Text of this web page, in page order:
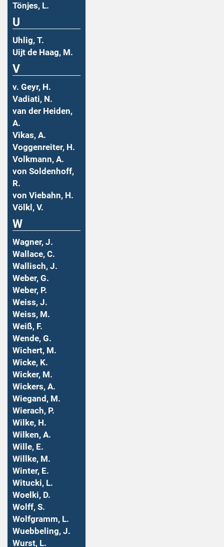
Tönjes, L.
U
Uhlig, T.
Uijt de Haag, M.
V
v. Geyr, H.
Vadiati, N.
van der Heiden,
A.
Vikas, A.
Voggenreiter, H.
Volkmann, A.
von Soldenhoff,
R.
von Viebahn, H.
Völkl, V.
W
Wagner, J.
Wallace, C.
Wallisch, J.
Weber, G.
Weber, P.
Weiss, J.
Weiss, M.
Weiß, F.
Wende, G.
Wichert, M.
Wicke, K.
Wicker, M.
Wickers, A.
Wiegand, M.
Wierach, P.
Wilke, H.
Wilken, A.
Wille, E.
Willke, M.
Winter, E.
Witucki, L.
Woelki, D.
Wolff, S.
Wolfgramm, L.
Wuebbeling, J.
Wurst, L.